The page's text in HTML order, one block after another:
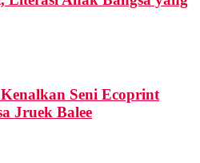
Seni Ecoprint
Jruek Balee